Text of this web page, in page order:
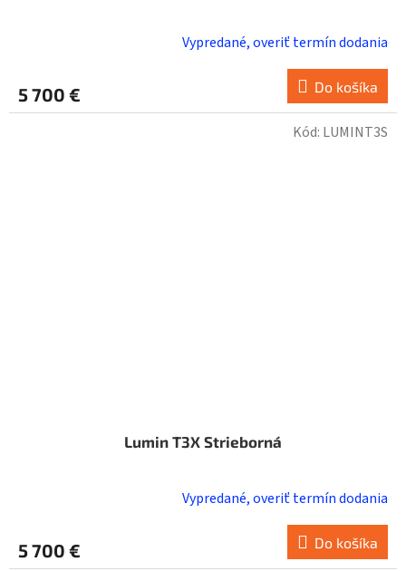
Vypredané, overiť termín dodania
5 700 € Do košíka
Lumin T3X Strieborná
Vypredané, overiť termín dodania
5 700 € Do košíka
Kód: LUMINT3S